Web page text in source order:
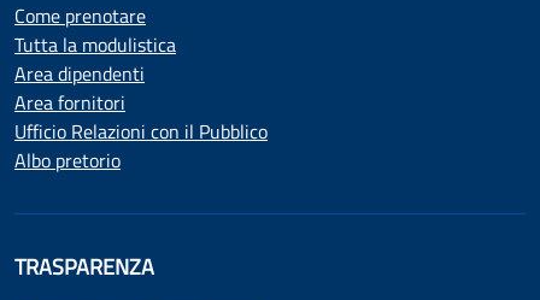
Come prenotare
Tutta la modulistica
Area dipendenti
Area fornitori
Ufficio Relazioni con il Pubblico
Albo pretorio
TRASPARENZA